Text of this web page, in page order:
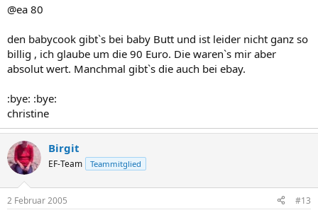
@ea 80
den babycook gibt`s bei baby Butt und ist leider nicht ganz so
billig , ich glaube um die 90 Euro. Die waren`s mir aber
absolut wert. Manchmal gibt`s die auch bei ebay.
:bye: :bye:
christine
Birgit
EF-Team Teammitglied
2 Februar 2005 #13